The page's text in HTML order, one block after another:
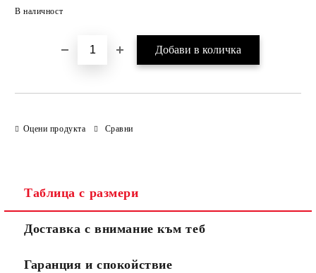
В наличност
Оцени продукта Сравни
Таблица с размери
Доставка с внимание към теб
Гаранция и спокойствие